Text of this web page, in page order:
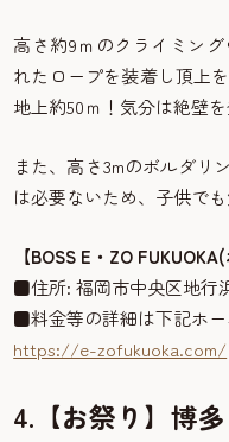
高さ約9ｍのクライミン
れたロープを装着し頂上
地上約50ｍ！気分は絶壁
また、高さ3mのボルダリ
は必要ないため、子供で
【BOSS E・ZO
■住所: 福岡市中央区地行
■料金等の詳細は下記ホー
https://e-zofukuoka.com/
4.【お祭り】博